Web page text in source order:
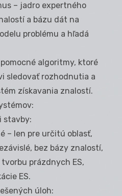
– jadro expertného
a bázu dát na
problému a hľadá
algoritmy, ktoré
sledovať rozhodnutia a
získavania znalostí.
stavby:
– len pre určitú oblasť,
bez bázy znalostí,
prázdnych ES,
ES.
úloh: